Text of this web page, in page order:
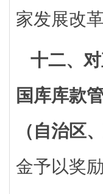
家发展改
十二、
国库库款
（自治区
金予以奖